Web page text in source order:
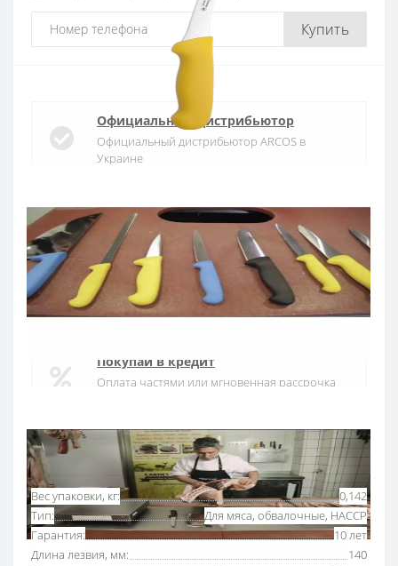
Купить
Основные характеристики Все характеристики
Вес упаковки, кг:
0,142
Тип:
Для мяса, обвалочные, HACCP
Гарантия:
10 лет
Длина лезвия, мм:
140
Официальный дистрибьютор
Официальный дистрибьютор ARCOS в
Украине
Быстрая доставка
Доставка в течении 1-3 дней по Украине
Гарантия качества
10 лет гарантия на ножи
Покупай в кредит
Оплата частями или мгновенная рассрочка